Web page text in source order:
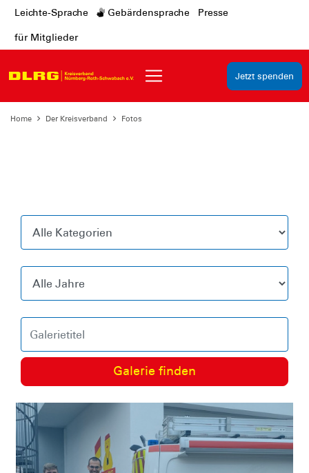
Leichte-Sprache Gebärdensprache Presse
für Mitglieder
Jetzt spenden
Home Der Kreisverband Fotos